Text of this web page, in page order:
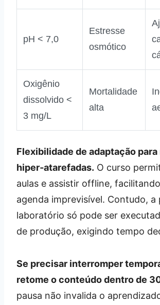
pH < 7,0
Estresse
osmótico
Oxigênio
dissolvido <
3 mg/L
Mortalidade
alta
Flexibilidade de adaptação
hiper‑atarefadas. O curso
aulas e assistir offline,
agenda imprevisível. Contudo, a
laboratório só pode ser
de produção, exigindo tempo
Se precisar interromper
retome o conteúdo dentro de
pausa não invalida o